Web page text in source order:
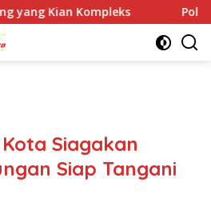
Polri Kerahkan 372
Siagakan
Siap Tangani